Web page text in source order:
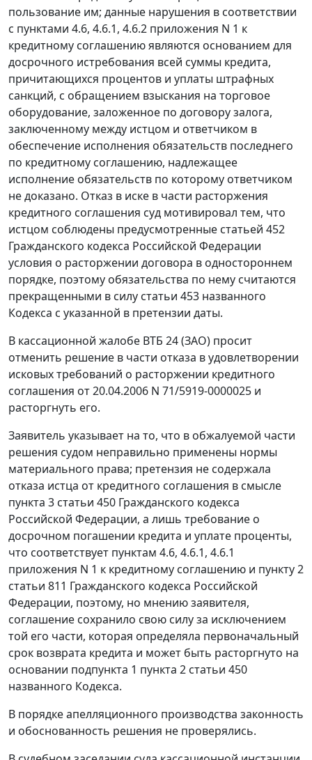
пользование им; данные нарушения в соответствии
с пунктами 4.6, 4.6.1, 4.6.2 приложения N 1 к
кредитному соглашению являются основанием для
досрочного истребования всей суммы кредита,
причитающихся процентов и уплаты штрафных
санкций, с обращением взыскания на торговое
оборудование, заложенное по договору залога,
заключенному между истцом и ответчиком в
обеспечение исполнения обязательств последнего
по кредитному соглашению, надлежащее
исполнение обязательств по которому ответчиком
не доказано. Отказ в иске в части расторжения
кредитного соглашения суд мотивировал тем, что
истцом соблюдены предусмотренные статьей 452
Гражданского кодекса Российской Федерации
условия о расторжении договора в одностороннем
порядке, поэтому обязательства по нему считаются
прекращенными в силу статьи 453 названного
Кодекса с указанной в претензии даты.
В кассационной жалобе ВТБ 24 (ЗАО) просит
отменить решение в части отказа в удовлетворении
исковых требований о расторжении кредитного
соглашения от 20.04.2006 N 71/5919-0000025 и
расторгнуть его.
Заявитель указывает на то, что в обжалуемой части
решения судом неправильно применены нормы
материального права; претензия не содержала
отказа истца от кредитного соглашения в смысле
пункта 3 статьи 450 Гражданского кодекса
Российской Федерации, а лишь требование о
досрочном погашении кредита и уплате проценты,
что соответствует пунктам 4.6, 4.6.1, 4.6.1
приложения N 1 к кредитному соглашению и пункту 2
статьи 811 Гражданского кодекса Российской
Федерации, поэтому, но мнению заявителя,
соглашение сохранило свою силу за исключением
той его части, которая определяла первоначальный
срок возврата кредита и может быть расторгнуто на
основании подпункта 1 пункта 2 статьи 450
названного Кодекса.
В порядке апелляционного производства законность
и обоснованность решения не проверялись.